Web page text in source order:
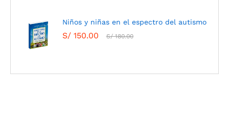
Niños y niñas en el espectro del autismo
S/150.00 S/180.00